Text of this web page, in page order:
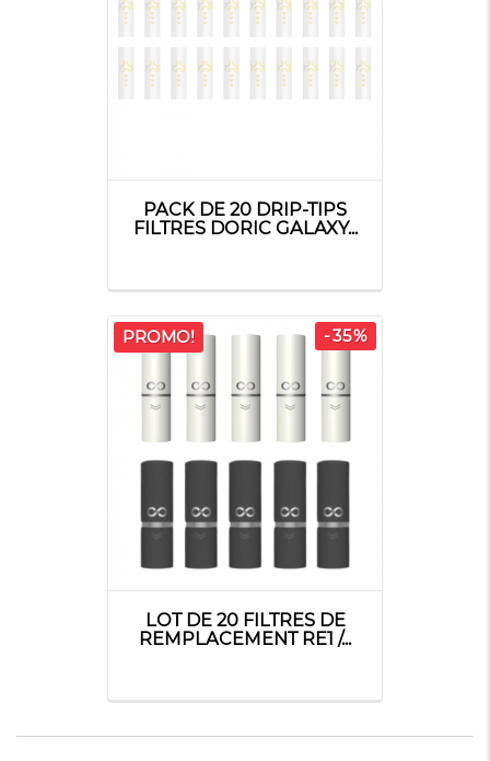
PACK DE 20 DRIP-TIPS
FILTRES DORIC GALAXY...
PROMO! -35%
LOT DE 20 FILTRES DE
REMPLACEMENT RE1 /...